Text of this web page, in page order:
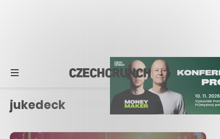
jukedeck